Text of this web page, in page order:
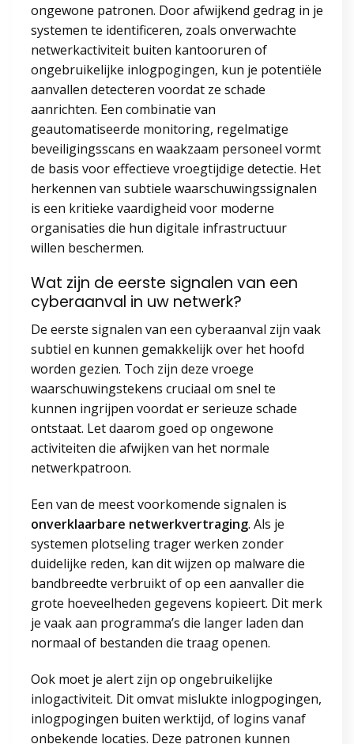
ongewone patronen. Door afwijkend gedrag in je
systemen te identificeren, zoals onverwachte
netwerkactiviteit buiten kantooruren of
ongebruikelijke inlogpogingen, kun je potentiële
aanvallen detecteren voordat ze schade
aanrichten. Een combinatie van
geautomatiseerde monitoring, regelmatige
beveiligingsscans en waakzaam personeel vormt
de basis voor effectieve vroegtijdige detectie. Het
herkennen van subtiele waarschuwingssignalen
is een kritieke vaardigheid voor moderne
organisaties die hun digitale infrastructuur
willen beschermen.
Wat zijn de eerste signalen van een
cyberaanval in uw netwerk?
De eerste signalen van een cyberaanval zijn vaak
subtiel en kunnen gemakkelijk over het hoofd
worden gezien. Toch zijn deze vroege
waarschuwingstekens cruciaal om snel te
kunnen ingrijpen voordat er serieuze schade
ontstaat. Let daarom goed op ongewone
activiteiten die afwijken van het normale
netwerkpatroon.
Een van de meest voorkomende signalen is
onverklaarbare netwerkvertraging. Als je
systemen plotseling trager werken zonder
duidelijke reden, kan dit wijzen op malware die
bandbreedte verbruikt of op een aanvaller die
grote hoeveelheden gegevens kopieert. Dit merk
je vaak aan programma’s die langer laden dan
normaal of bestanden die traag openen.
Ook moet je alert zijn op ongebruikelijke
inlogactiviteit. Dit omvat mislukte inlogpogingen,
inlogpogingen buiten werktijd, of logins vanaf
onbekende locaties. Deze patronen kunnen